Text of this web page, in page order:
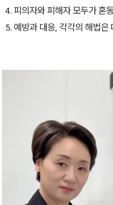
피의자와 피해자 모두가 혼
예방과 대응, 각각의 해법은